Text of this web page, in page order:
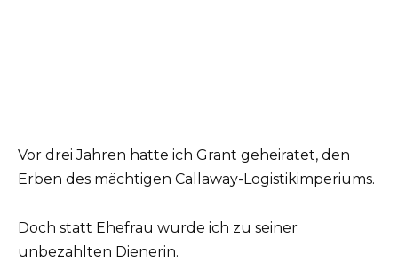
Vor drei Jahren hatte ich Grant geheiratet, den
Erben des mächtigen Callaway-Logistikimperiums.
Doch statt Ehefrau wurde ich zu seiner
unbezahlten Dienerin.